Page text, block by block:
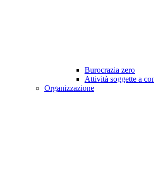
Burocrazia zero
Attività soggette a
Organizzazione